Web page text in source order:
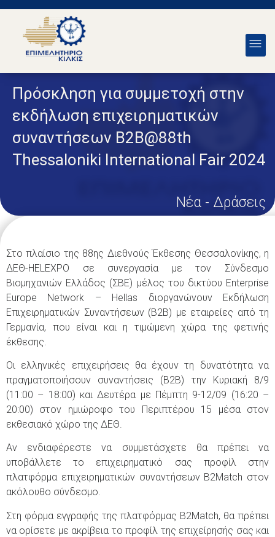
Πρόσκληση για συμμετοχή στην
εκδήλωση επιχειρηματικών
συναντήσεων Β2Β@88th
Thessaloniki International Fair 2024
Νέα - Δράσεις
Στο πλαίσιο της 88ης Διεθνούς Έκθεσης Θεσσαλονίκης, η
ΔΕΘ-HELEXPO σε συνεργασία με τον Σύνδεσμο
Βιομηχανιών Ελλάδος (ΣΒΕ) μέλος του δικτύου Enterprise
Europe Network – Hellas διοργανώνουν Εκδήλωση
Επιχειρηματικών Συναντήσεων (Β2Β) με εταιρείες από τη
Γερμανία, που είναι και η τιμώμενη χώρα της φετινής
έκθεσης.
Οι ελληνικές επιχειρήσεις θα έχουν τη δυνατότητα να
πραγματοποιήσουν συναντήσεις (Β2Β) την Κυριακή 8/9
(11:00 – 18:00) και Δευτέρα με Πέμπτη 9-12/09 (16:20 –
20:00) στον ημιώροφο του Περιπτέρου 15 μέσα στον
εκθεσιακό χώρο της ΔΕΘ.
Αν ενδιαφέρεστε να συμμετάσχετε θα πρέπει να
υποβάλλετε το επιχειρηματικό σας προφίλ στην
πλατφόρμα επιχειρηματικών συναντήσεων Β2Match στον
ακόλουθο σύνδεσμο.
Στη φόρμα εγγραφής της πλατφόρμας B2Match, θα πρέπει
να ορίσετε με ακρίβεια το προφίλ της επιχείρησής σας και